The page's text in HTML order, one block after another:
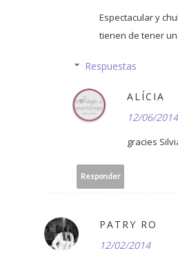
Espectacular y
tienen de tener
Respuestas
ALÍCIA
12/06/2014
gracies
Responder
PATRY RO
12/02/2014